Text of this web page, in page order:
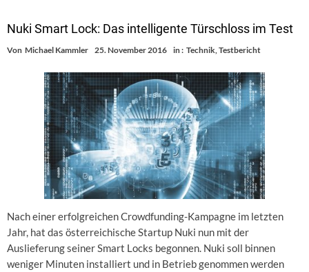
Nuki Smart Lock: Das intelligente Türschloss im Test
Von Michael Kammler 25. November 2016 in : Technik,Testbericht
Nach einer erfolgreichen Crowdfunding-Kampagne im letzten
Jahr, hat das österreichische Startup Nuki nun mit der
Auslieferung seiner Smart Locks begonnen. Nuki soll binnen
weniger Minuten installiert und in Betrieb genommen werden